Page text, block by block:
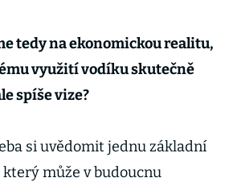
tedy na ekonomickou realitu,
využití vodíku skutečně
spíše vize?
si uvědomit jednu základní
který může v budoucnu